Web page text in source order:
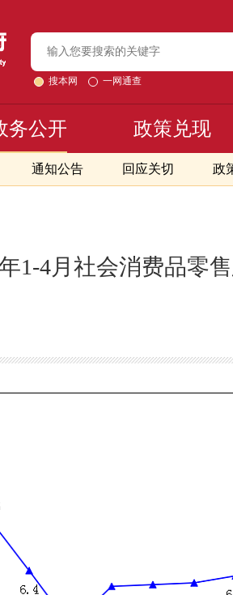
搜本网 一网通查
务公开
通知公告 回应关切 政
政策兑现
1-4月社会消费品零